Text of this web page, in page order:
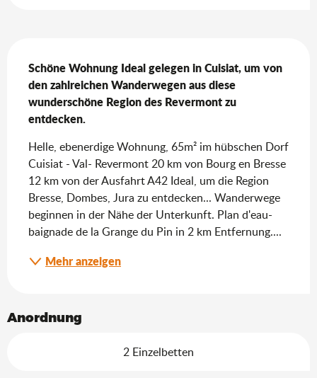
Schöne Wohnung Ideal gelegen in Cuisiat, um von
den zahlreichen Wanderwegen aus diese
wunderschöne Region des Revermont zu
entdecken.
Helle, ebenerdige Wohnung, 65m² im hübschen Dorf
Cuisiat - Val- Revermont 20 km von Bourg en Bresse
12 km von der Ausfahrt A42 Ideal, um die Region
Bresse, Dombes, Jura zu entdecken... Wanderwege
beginnen in der Nähe der Unterkunft. Plan d'eau-
baignade de la Grange du Pin in 2 km Entfernung....
Mehr anzeigen
Anordnung
2 Einzelbetten